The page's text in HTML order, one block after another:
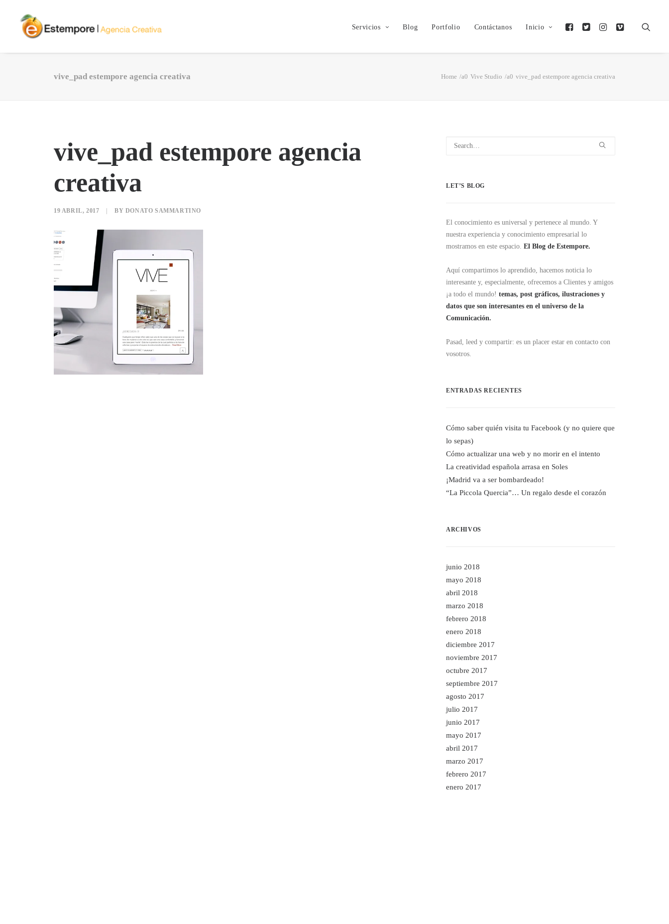
Servicios Blog Portfolio Contáctanos Inicio
vive_pad estempore agencia creativa Home Vive Studio vive_pad estempore agencia creativa
vive_pad estempore agencia
creativa
19 ABRIL, 2017 BY DONATO SAMMARTINO
LET’S BLOG
El conocimiento es universal y pertenece al mundo. Y
nuestra experiencia y conocimiento empresarial lo
mostramos en este espacio. El Blog de Estempore.
Aquí compartimos lo aprendido, hacemos noticia lo
interesante y, especialmente, ofrecemos a Clientes y amigos
¡a todo el mundo! temas, post gráficos, ilustraciones y
datos que son interesantes en el universo de la
Comunicación.
Pasad, leed y compartir: es un placer estar en contacto con
vosotros.
ENTRADAS RECIENTES
Cómo saber quién visita tu Facebook (y no quiere que
lo sepas)
Cómo actualizar una web y no morir en el intento
La creatividad española arrasa en Soles
¡Madrid va a ser bombardeado!
“La Piccola Quercia”… Un regalo desde el corazón
ARCHIVOS
junio 2018
mayo 2018
abril 2018
marzo 2018
febrero 2018
enero 2018
diciembre 2017
noviembre 2017
octubre 2017
septiembre 2017
agosto 2017
julio 2017
junio 2017
mayo 2017
abril 2017
marzo 2017
febrero 2017
enero 2017